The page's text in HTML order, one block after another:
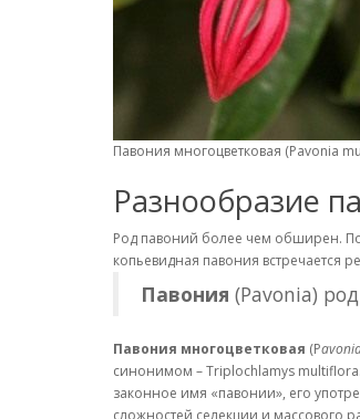
Павония многоцветковая (Pavonia
Разнообразие
Род павоний более чем обширен.
копьевидная павония встречается
Павония (Pavonia)
Павония многоцветковая (P
синонимом – Triplochlamys
законное имя «павонии», его
сложностей селекции и массового